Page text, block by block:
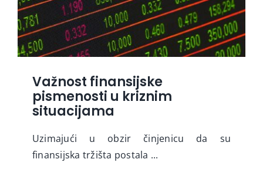
Važnost finansijske
pismenosti u kriznim
situacijama
Uzimajući u obzir činjenicu da su
finansijska tržišta postala ...